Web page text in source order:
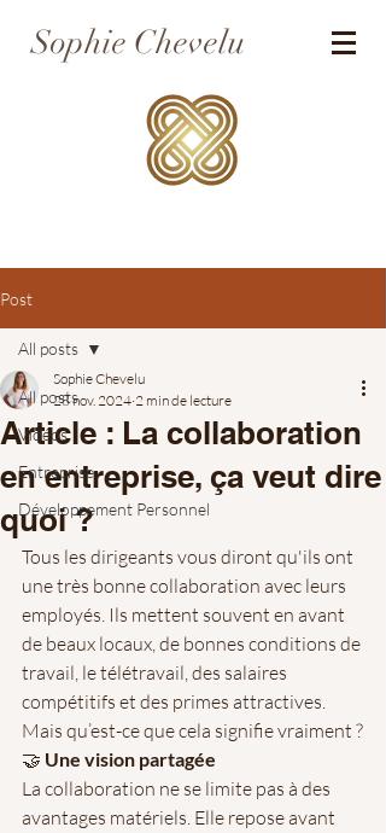
Sophie Chevelu
Post
All posts
Vidéos
Entreprise
Développement Personnel
All posts
Article : La collaboration
en entreprise, ça veut dire
quoi ?
Sophie Chevelu
28 nov. 2024 2 min de lecture
Tous les dirigeants vous diront qu'ils ont
une très bonne collaboration avec leurs
employés. Ils mettent souvent en avant
de beaux locaux, de bonnes conditions de
travail, le télétravail, des salaires
compétitifs et des primes attractives.
Mais qu’est-ce que cela signifie vraiment ?
🤝 Une vision partagée
La collaboration ne se limite pas à des
avantages matériels. Elle repose avant